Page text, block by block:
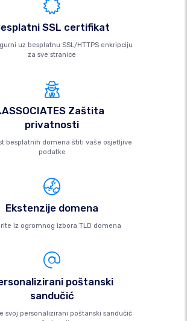
SSL certifikat
uz besplatnu SSL/HTTPS enkripciju
za sve stranice
.ASSOCIATES Zaštita
privatnosti
besplatnih domena štiti vaše osjetljive
podatke
Ekstenzije domena
iz ogromnog izbora TLD domena
poštanski
sandučić
svoj personalizirani poštanski sandučić